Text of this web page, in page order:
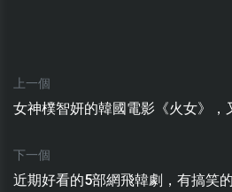
上一個
女神樸智妍的韓國電影《火女》，
下一個
近期好看的5部網飛韓劇，有搞笑